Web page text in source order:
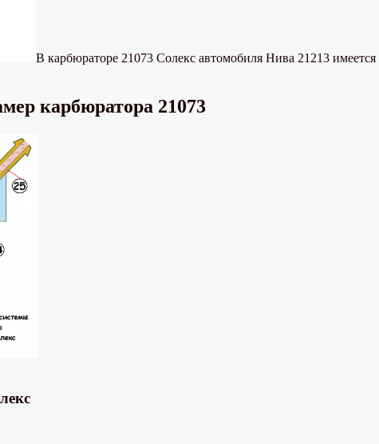
В карбюраторе 21073 Солекс автомобиля Нива 21213 имеется
карбюратора 21073